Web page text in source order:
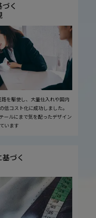
く
を駆使し、大量仕入れや国内
低コスト化に成功しました。
ールにまで気を配ったデザイン
います
づく